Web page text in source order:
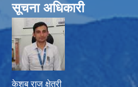
सूचना अधिकारी
केशब राज क्षेत्री